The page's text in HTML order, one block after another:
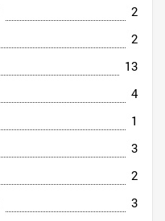
2
2
13
4
1
3
2
3